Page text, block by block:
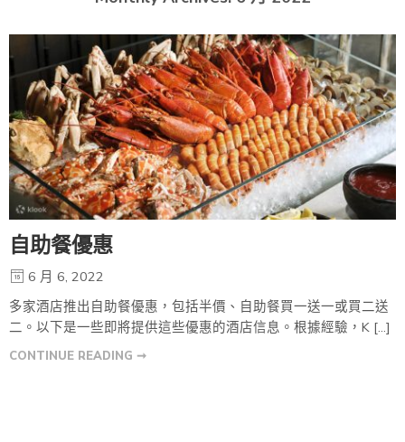
自助餐優惠
6 月 6, 2022
多家酒店推出自助餐優惠，包括半價、自助餐買一送一或買二送
二。以下是一些即將提供這些優惠的酒店信息。根據經驗，K […]
CONTINUE READING ➞